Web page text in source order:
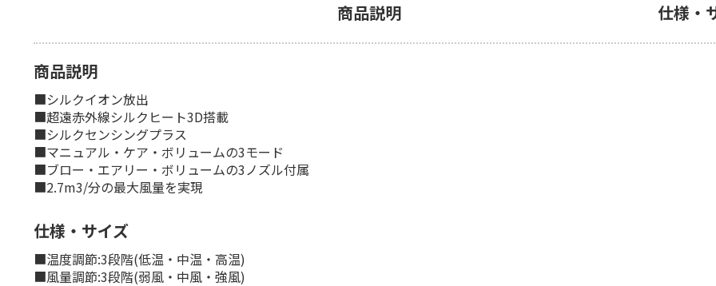
商品説明 仕様・
商品説明
■シルクイオン放出
■超遠赤外線シルクヒート3D搭載
■シルクセンシングプラス
■マニュアル・ケア・ボリュームの3モード
■ブロー・エアリー・ボリュームの3ノズル付属
■2.7m3/分の最大風量を実現
仕様・サイズ
■温度調節:3段階(低温・中温・高温)
■風量調節:3段階(弱風・中風・強風)